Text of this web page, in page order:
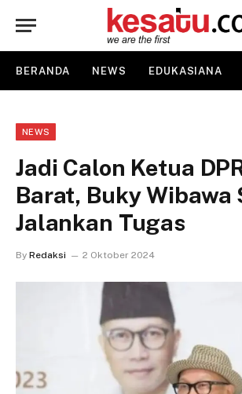
BERANDA NEWS EDUKASIANA
NEWS
Jadi Calon Ketua
Barat, Buky Wibawa
Jalankan Tugas
By Redaksi 2 Oktober 2024